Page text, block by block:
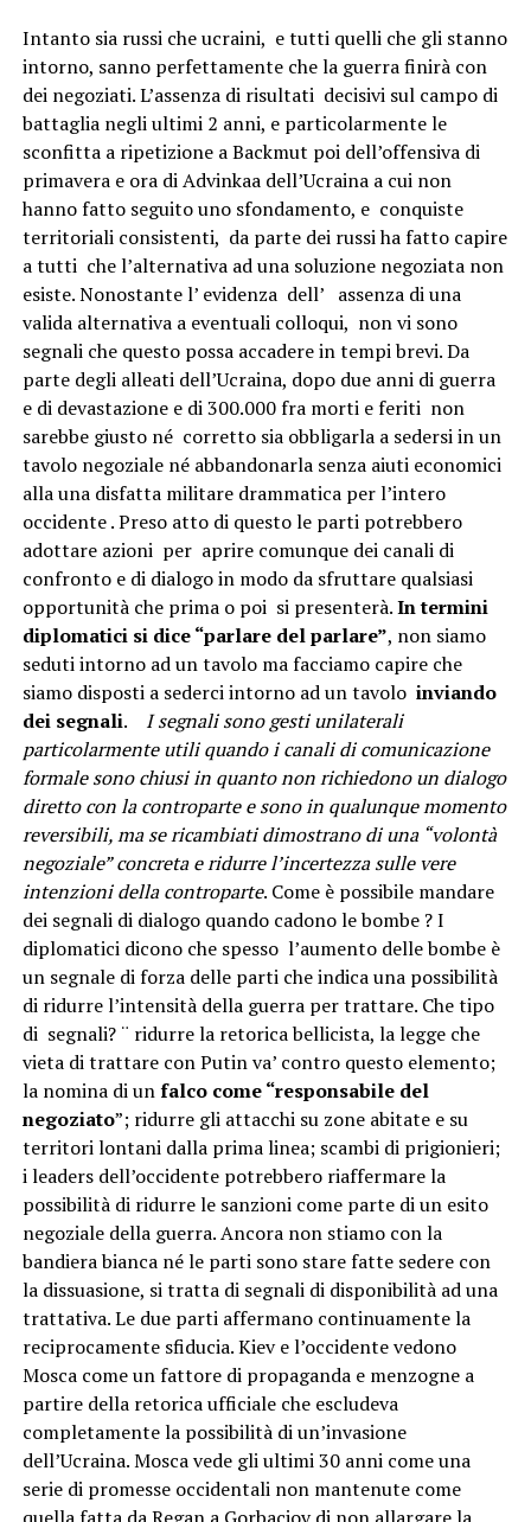
Intanto sia russi che ucraini, e tutti quelli che gli stanno
intorno, sanno perfettamente che la guerra finirà con
dei negoziati. L’assenza di risultati decisivi sul campo di
battaglia negli ultimi 2 anni, e particolarmente le
sconfitta a ripetizione a Backmut poi dell’offensiva di
primavera e ora di Advinkaa dell’Ucraina a cui non
hanno fatto seguito uno sfondamento, e conquiste
territoriali consistenti, da parte dei russi ha fatto capire
a tutti che l’alternativa ad una soluzione negoziata non
esiste. Nonostante l’ evidenza dell’ assenza di una
valida alternativa a eventuali colloqui, non vi sono
segnali che questo possa accadere in tempi brevi. Da
parte degli alleati dell’Ucraina, dopo due anni di guerra
e di devastazione e di 300.000 fra morti e feriti non
sarebbe giusto né corretto sia obbligarla a sedersi in un
tavolo negoziale né abbandonarla senza aiuti economici
alla una disfatta militare drammatica per l’intero
occidente . Preso atto di questo le parti potrebbero
adottare azioni per aprire comunque dei canali di
confronto e di dialogo in modo da sfruttare qualsiasi
opportunità che prima o poi si presenterà.In termini
diplomatici si dice “parlare del parlare”, non siamo
seduti intorno ad un tavolo ma facciamo capire che
siamo disposti a sederci intorno ad un tavolo inviando
dei segnali. I segnali sono gesti unilaterali
particolarmente utili quando i canali di comunicazione
formale sono chiusi in quanto non richiedono un dialogo
diretto con la controparte e sono in qualunque momento
reversibili, ma se ricambiati dimostrano di una “volontà
negoziale” concreta e ridurre l’incertezza sulle vere
intenzioni della controparte. Come è possibile mandare
dei segnali di dialogo quando cadono le bombe ? I
diplomatici dicono che spesso l’aumento delle bombe è
un segnale di forza delle parti che indica una possibilità
di ridurre l’intensità della guerra per trattare. Che tipo
di segnali? ¨ ridurre la retorica bellicista, la legge che
vieta di trattare con Putin va’ contro questo elemento;
la nomina di unfalco come “responsabile del
negoziato”; ridurre gli attacchi su zone abitate e su
territori lontani dalla prima linea; scambi di prigionieri;
i leaders dell’occidente potrebbero riaffermare la
possibilità di ridurre le sanzioni come parte di un esito
negoziale della guerra. Ancora non stiamo con la
bandiera bianca né le parti sono stare fatte sedere con
la dissuasione, si tratta di segnali di disponibilità ad una
trattativa. Le due parti affermano continuamente la
reciprocamente sfiducia. Kiev e l’occidente vedono
Mosca come un fattore di propaganda e menzogne a
partire della retorica ufficiale che escludeva
completamente la possibilità di un’invasione
dell’Ucraina. Mosca vede gli ultimi 30 anni come una
serie di promesse occidentali non mantenute come